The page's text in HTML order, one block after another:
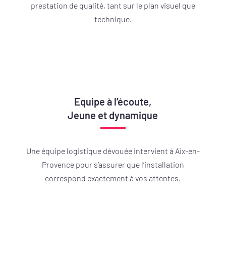
prestation de qualité, tant sur le plan visuel que
technique.
Equipe à l’écoute,
Jeune et dynamique
Une équipe logistique dévouée intervient à Aix-en-
Provence pour s’assurer que l’installation
correspond exactement à vos attentes.